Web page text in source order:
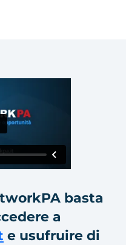
basta
a
e usufruire di